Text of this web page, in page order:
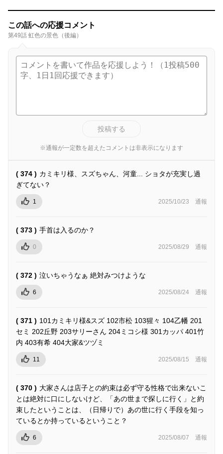
この話への応援コメント
第49話 虹色の景色（後編）
投稿する
※通報が一定数を超えたコメントは非表示になります
( 374 ) カミキリ様、スズちゃん、河童... ショタが充実し過
ぎてない？
1 2025/10/23 通報
( 373 ) 手首は入るのか？
0 2025/08/29 通報
( 372 ) 泣いちゃうなぁ 絶対みつけような
6 2025/08/24 通報
( 371 ) 101カミキリ様&スズ 102市松 103猩々 104乙幡 201
セミ 202丘野 203サリーさん 204ミコシ様 301カッパ 401竹
内 403有希 404大家&ツヅミ
11 2025/08/15 通報
( 370 ) 大家さんは店子との約束は必ず守る性格で出来ないこ
とは絶対に口にしないけど、「あの世まで探しに行く」と約
束したということは、（日帰りで）あの世に行く手段を知っ
ているとか持っているということ？
6 2025/08/07 通報